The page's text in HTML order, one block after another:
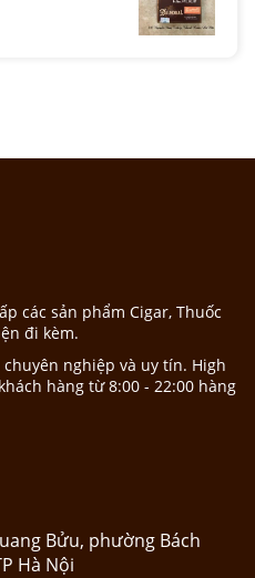
các sản phẩm Cigar, Thuốc
đi kèm.
nghiệp và uy tín. High
hàng từ 8:00 - 22:00 hàng
Bửu, phường Bách
Hà Nội